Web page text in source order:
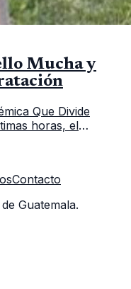
Mucha y
Que Divide
horas, el
Contacto
Guatemala.